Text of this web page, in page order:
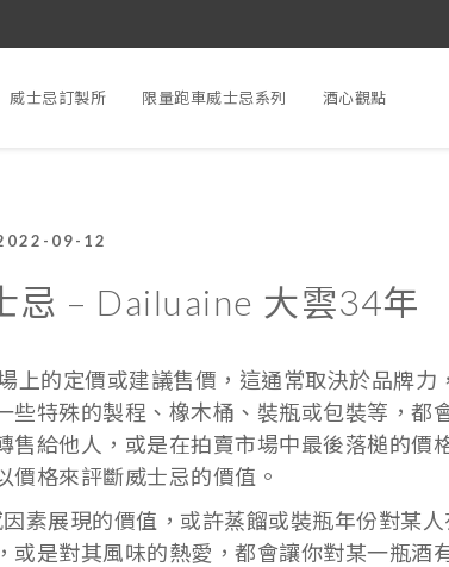
威士忌訂製所 限量跑車威士忌系列 酒心觀點
09-12
忌 – Dailuaine 大雲34年
的定價或建議售價，這通常取決於品牌力
特殊的製程、橡木桶、裝瓶或包裝等，都
給他人，或是在拍賣市場中最後落槌的價
格來評斷威士忌的價值。
展現的價值，或許蒸餾或裝瓶年份對某
是對其風味的熱愛，都會讓你對某一瓶酒